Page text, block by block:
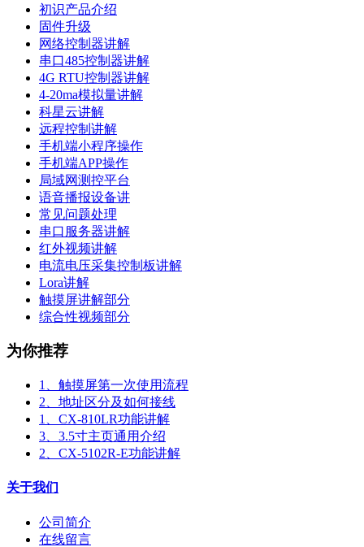
初识产品介绍
固件升级
网络控制器讲解
串口485控制器讲解
4G RTU控制器讲解
4-20ma模拟量讲解
科星云讲解
远程控制讲解
手机端小程序操作
手机端APP操作
局域网测控平台
语音播报设备讲
常见问题处理
串口服务器讲解
红外视频讲解
电流电压采集控制板讲解
Lora讲解
触摸屏讲解部分
综合性视频部分
为你推荐
1、触摸屏第一次使用流程
2、地址区分及如何接线
1、CX-810LR功能讲解
3、3.5寸主页通用介绍
2、CX-5102R-E功能讲解
关于我们
公司简介
在线留言